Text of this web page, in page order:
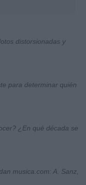
distorsionadas y
para determinar quién
¿En qué década se
musica.com: A. Sanz,